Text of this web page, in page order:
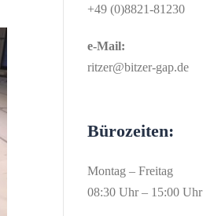
+49 (0)8821-81230
e-Mail:
ritzer@bitzer-gap.de
Bürozeiten:
Montag – Freitag
08:30 Uhr – 15:00 Uhr